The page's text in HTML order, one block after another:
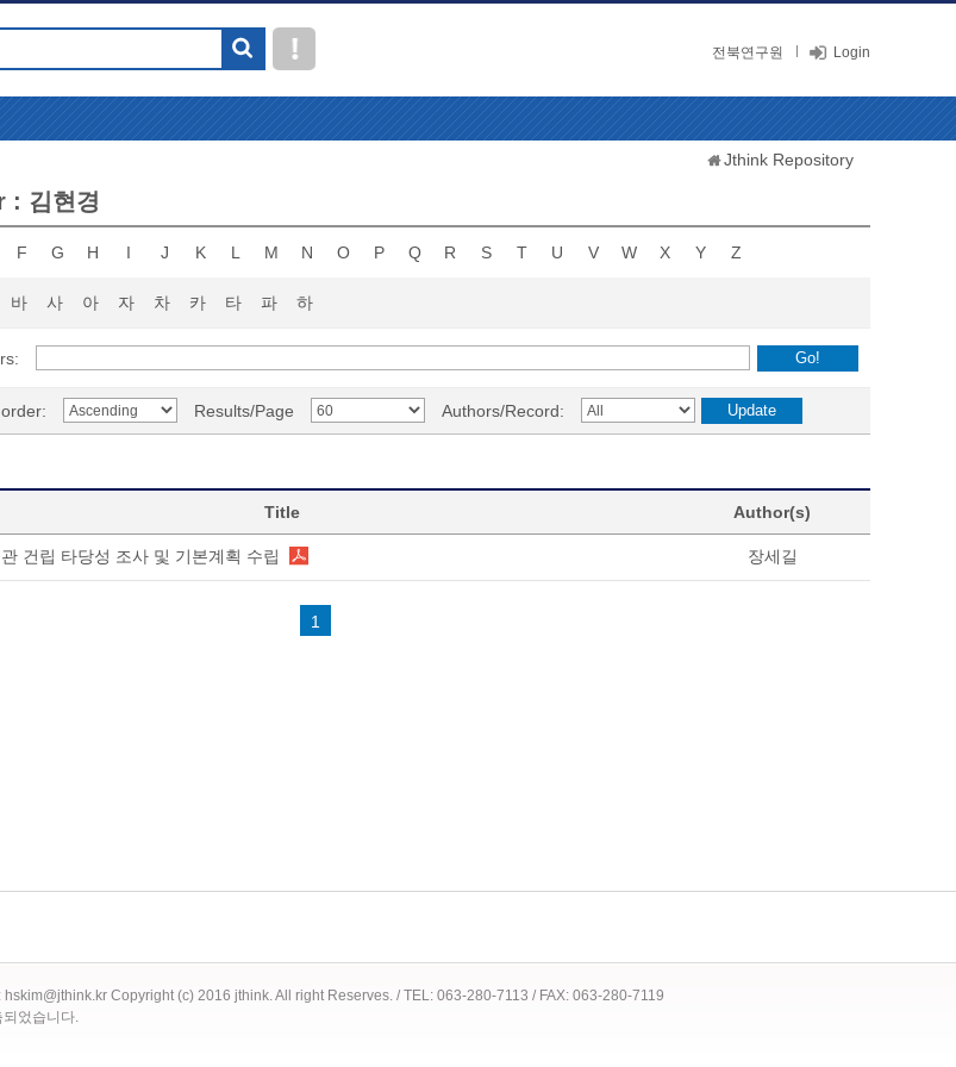
전북연구원 Login
Jthink Repository
: 김현경
F G H I J K L M N O P Q R S T U V W X Y Z
바 사 아 자 차 카 타 파 하
Results/Page Authors/Record:
Title Author(s)
건립 타당성 조사 및 기본계획 수립 장세길
1
hskim@jthink.kr Copyright (c) 2016 jthink. All right Reserves. / TEL: 063-280-7113 / FAX: 063-280-7119
었습니다.